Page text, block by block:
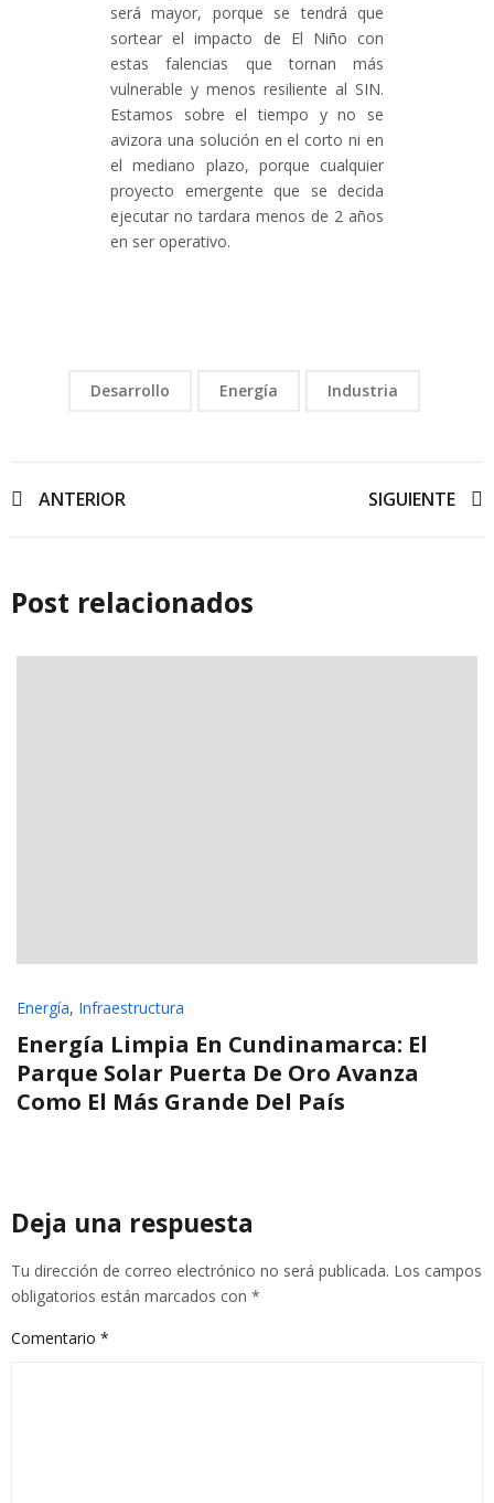
será mayor, porque se tendrá que
sortear el impacto de El Niño con
estas falencias que tornan más
vulnerable y menos resiliente al SIN.
Estamos sobre el tiempo y no se
avizora una solución en el corto ni en
el mediano plazo, porque cualquier
proyecto emergente que se decida
ejecutar no tardara menos de 2 años
en ser operativo.
Desarrollo Energía Industria
ANTERIOR SIGUIENTE
Post relacionados
Energía, Infraestructura
Energía Limpia En Cundinamarca: El
Parque Solar Puerta De Oro Avanza
Como El Más Grande Del País
Deja una respuesta
Tu dirección de correo electrónico no será publicada. Los campos
obligatorios están marcados con *
Comentario *